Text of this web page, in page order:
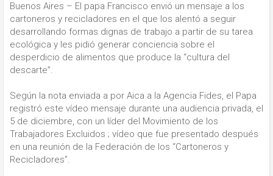
Buenos Aires – El papa Francisco envió un mensaje a los
cartoneros y recicladores en el que los alentó a seguir
desarrollando formas dignas de trabajo a partir de su tarea
ecológica y les pidió generar conciencia sobre el
desperdicio de alimentos que produce la “cultura del
descarte”.
Según la nota enviada a por Aica a la Agencia Fides, el Papa
registró este vídeo mensaje durante una audiencia privada, el
5 de diciembre, con un líder del Movimiento de los
Trabajadores Excluidos ; vídeo que fue presentado después
en una reunión de la Federación de los “Cartoneros y
Recicladores”.